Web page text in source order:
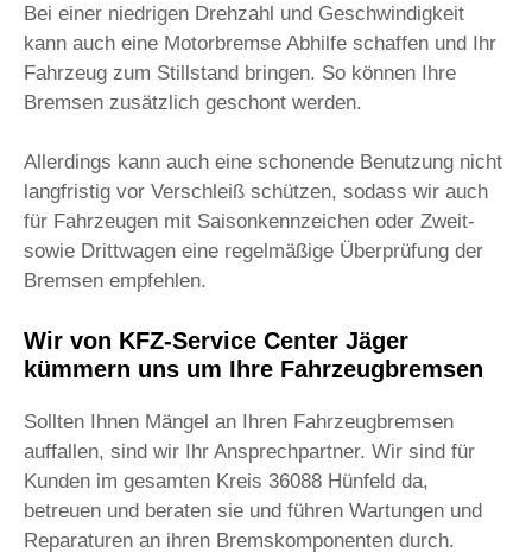
Bei einer niedrigen Drehzahl und Geschwindigkeit
kann auch eine Motorbremse Abhilfe schaffen und Ihr
Fahrzeug zum Stillstand bringen. So können Ihre
Bremsen zusätzlich geschont werden.
Allerdings kann auch eine schonende Benutzung nicht
langfristig vor Verschleiß schützen, sodass wir auch
für Fahrzeugen mit Saisonkennzeichen oder Zweit-
sowie Drittwagen eine regelmäßige Überprüfung der
Bremsen empfehlen.
Wir von KFZ-Service Center Jäger
kümmern uns um Ihre Fahrzeugbremsen
Sollten Ihnen Mängel an Ihren Fahrzeugbremsen
auffallen, sind wir Ihr Ansprechpartner. Wir sind für
Kunden im gesamten Kreis 36088 Hünfeld da,
betreuen und beraten sie und führen Wartungen und
Reparaturen an ihren Bremskomponenten durch.